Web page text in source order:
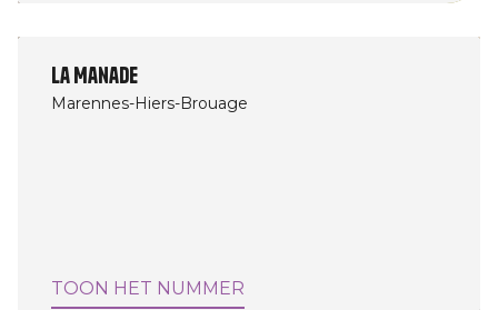
La Manade
Marennes-Hiers-Brouage
TOON HET NUMMER